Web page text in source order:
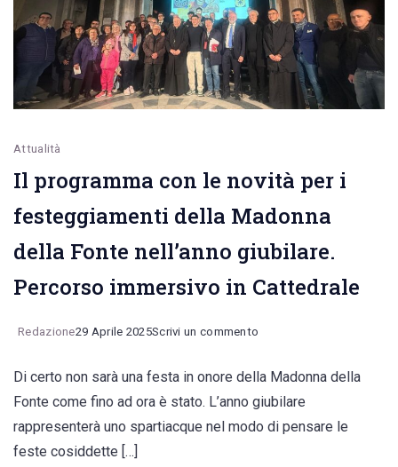
dell’Arte
e
creatività
studentesca
Attualità
Il programma con le novità per i
festeggiamenti della Madonna
della Fonte nell’anno giubilare.
Percorso immersivo in Cattedrale
Redazione29 Aprile 2025Scrivi un commento
programma
con
Di certo non sarà una festa in onore della Madonna della
Fonte come fino ad ora è stato. L’anno giubilare
rappresenterà uno spartiacque nel modo di pensare le
feste cosiddette […]